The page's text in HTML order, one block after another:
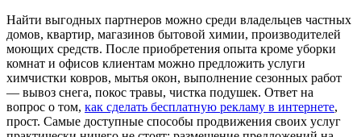
Найти выгодных партнеров можно среди владельцев частных
домов, квартир, магазинов бытовой химии, производителей
моющих средств. После приобретения опыта кроме уборки
комнат и офисов клиентам можно предложить услуги
химчистки ковров, мытья окон, выполнение сезонных работ
— вывоз снега, покос травы, чистка подушек. Ответ на
вопрос о том, как сделать бесплатную рекламу в интернете,
прост. Самые доступные способы продвижения своих услуг